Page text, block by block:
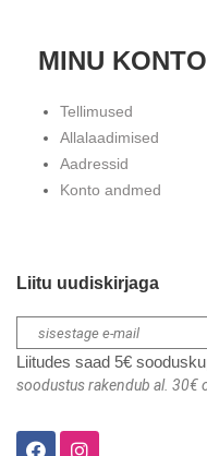
MINU KONTO
Tellimused
Allalaadimised
Aadressid
Konto andmed
Liitu uudiskirjaga
Liitudes saad 5€
soodustus rakendub al. 30€